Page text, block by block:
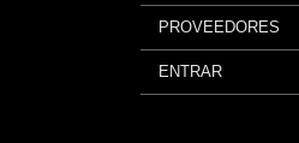
PROVEEDORES
ENTRAR